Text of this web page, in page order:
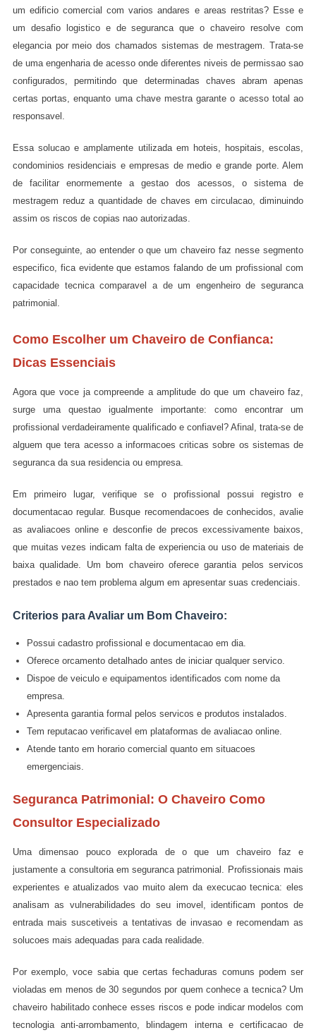
um edificio comercial com varios andares e areas restritas? Esse e
um desafio logistico e de seguranca que o chaveiro resolve com
elegancia por meio dos chamados sistemas de mestragem. Trata-se
de uma engenharia de acesso onde diferentes niveis de permissao sao
configurados, permitindo que determinadas chaves abram apenas
certas portas, enquanto uma chave mestra garante o acesso total ao
responsavel.
Essa solucao e amplamente utilizada em hoteis, hospitais, escolas,
condominios residenciais e empresas de medio e grande porte. Alem
de facilitar enormemente a gestao dos acessos, o sistema de
mestragem reduz a quantidade de chaves em circulacao, diminuindo
assim os riscos de copias nao autorizadas.
Por conseguinte, ao entender o que um chaveiro faz nesse segmento
especifico, fica evidente que estamos falando de um profissional com
capacidade tecnica comparavel a de um engenheiro de seguranca
patrimonial.
Como Escolher um Chaveiro de Confianca:
Dicas Essenciais
Agora que voce ja compreende a amplitude do que um chaveiro faz,
surge uma questao igualmente importante: como encontrar um
profissional verdadeiramente qualificado e confiavel? Afinal, trata-se de
alguem que tera acesso a informacoes criticas sobre os sistemas de
seguranca da sua residencia ou empresa.
Em primeiro lugar, verifique se o profissional possui registro e
documentacao regular. Busque recomendacoes de conhecidos, avalie
as avaliacoes online e desconfie de precos excessivamente baixos,
que muitas vezes indicam falta de experiencia ou uso de materiais de
baixa qualidade. Um bom chaveiro oferece garantia pelos servicos
prestados e nao tem problema algum em apresentar suas credenciais.
Criterios para Avaliar um Bom Chaveiro:
Possui cadastro profissional e documentacao em dia.
Oferece orcamento detalhado antes de iniciar qualquer servico.
Dispoe de veiculo e equipamentos identificados com nome da
empresa.
Apresenta garantia formal pelos servicos e produtos instalados.
Tem reputacao verificavel em plataformas de avaliacao online.
Atende tanto em horario comercial quanto em situacoes
emergenciais.
Seguranca Patrimonial: O Chaveiro Como
Consultor Especializado
Uma dimensao pouco explorada de o que um chaveiro faz e
justamente a consultoria em seguranca patrimonial. Profissionais mais
experientes e atualizados vao muito alem da execucao tecnica: eles
analisam as vulnerabilidades do seu imovel, identificam pontos de
entrada mais suscetiveis a tentativas de invasao e recomendam as
solucoes mais adequadas para cada realidade.
Por exemplo, voce sabia que certas fechaduras comuns podem ser
violadas em menos de 30 segundos por quem conhece a tecnica? Um
chaveiro habilitado conhece esses riscos e pode indicar modelos com
tecnologia anti-arrombamento, blindagem interna e certificacao de